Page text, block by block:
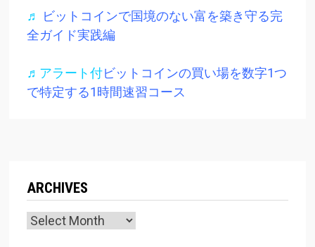
♬
ビットコインで国境のない富を築き守る完
全ガイド実践編
♬アラート付ビットコインの買い場を数字1つ
で特定する1時間速習コース
ARCHIVES
Archives